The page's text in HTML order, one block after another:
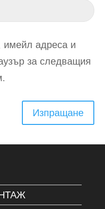
имейл адреса и
за следващия
Изпращане